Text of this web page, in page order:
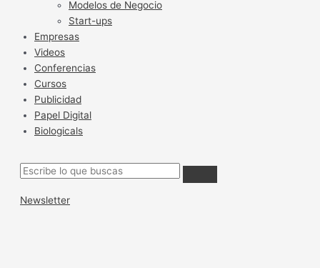
Modelos de Negocio
Start-ups
Empresas
Videos
Conferencias
Cursos
Publicidad
Papel Digital
Biologicals
Newsletter